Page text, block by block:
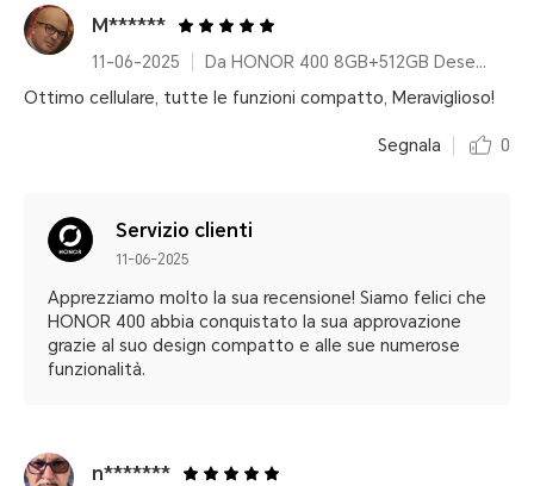
M******
11-06-2025
Da HONOR 400 8GB+512GB Desert Gold
Ottimo cellulare, tutte le funzioni compatto, Meraviglioso!
Segnala 0
Servizio clienti
11-06-2025
Apprezziamo molto la sua recensione! Siamo felici che
HONOR 400 abbia conquistato la sua approvazione
grazie al suo design compatto e alle sue numerose
funzionalità.
n*******